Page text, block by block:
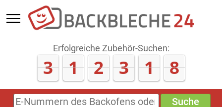
Erfolgreiche Zubehör-Suchen:
3 1 2 3 2 1
Suche